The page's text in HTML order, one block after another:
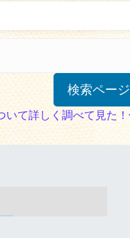
検索ペー
て詳しく調べて見た！